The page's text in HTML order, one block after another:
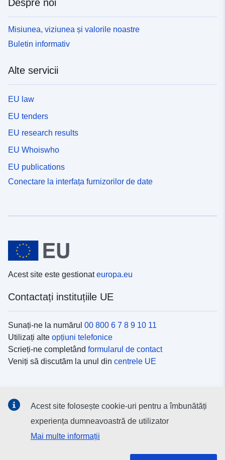
Despre noi
Misiunea, viziunea și valorile noastre
Buletin informativ
Alte servicii
EU law
EU tenders
EU research results
EU Whoiswho
EU publications
Conectare la interfața furnizorilor de date
Acest site este gestionateuropa.eu
Contactați instituțiile UE
Sunați-ne la numărul 00 800 6 7 8 9 10 11
Utilizați alte opțiuni telefonice
Scrieți-ne completând formularul de contact
Veniți să discutăm la unul din centrele UE
Descoperiți canalele UEpe rețelele sociale
Instituțiile și organismele UE
Acest site folosește cookie-uri pentru a îmbunătăți
experiența dumneavoastră de utilizator
Mai multe informații